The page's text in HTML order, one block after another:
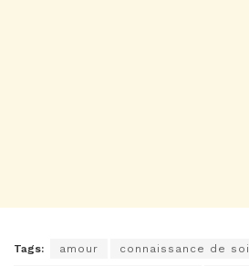
Tags: amour connaissance de soi